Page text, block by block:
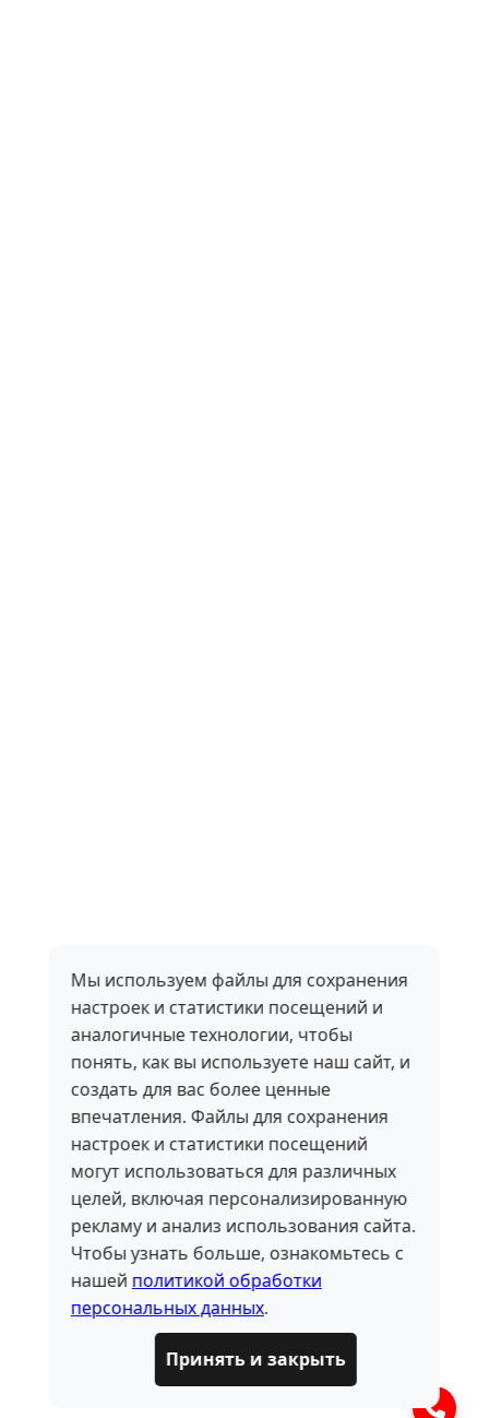
Мы используем файлы для сохранения
настроек и статистики посещений и
аналогичные технологии, чтобы
понять, как вы используете наш сайт, и
создать для вас более ценные
впечатления. Файлы для сохранения
настроек и статистики посещений
могут использоваться для различных
целей, включая персонализированную
рекламу и анализ использования сайта.
Чтобы узнать больше, ознакомьтесь с
нашей политикой обработки
персональных данных.
Принять и закрыть